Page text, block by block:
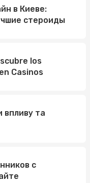
в Киеве:
стероиды
los
Casinos
впливу та
с